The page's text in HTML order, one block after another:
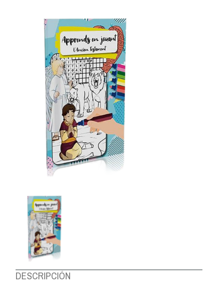
DESCRIPCIÓN